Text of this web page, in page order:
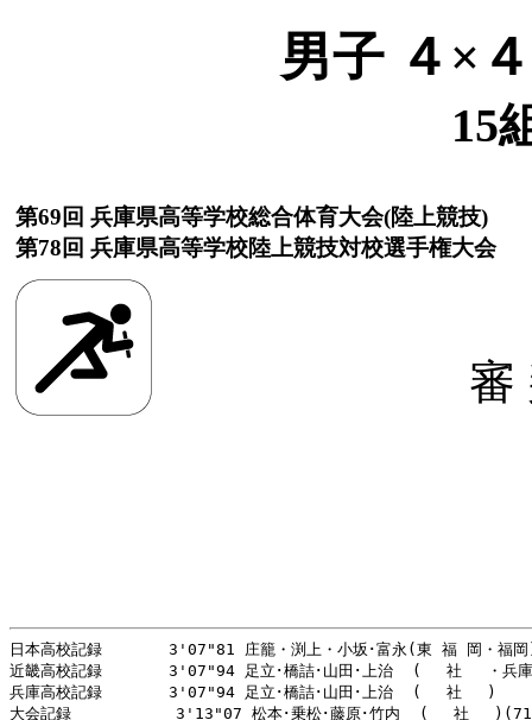
男子 ４×
15
第69回 兵庫県高等学校総合体育大会(陸上競技)
第78回 兵庫県高等学校陸上競技対校選手権大会
日本高校記録       3'07"81 庄籠・渕上・小坂･富永(東 福 岡・福
近畿高校記録       3'07"94 足立･橋詰･山田･上治  (　 社 　・兵
兵庫高校記録       3'07"94 足立･橋詰･山田･上治  (　 社 　)